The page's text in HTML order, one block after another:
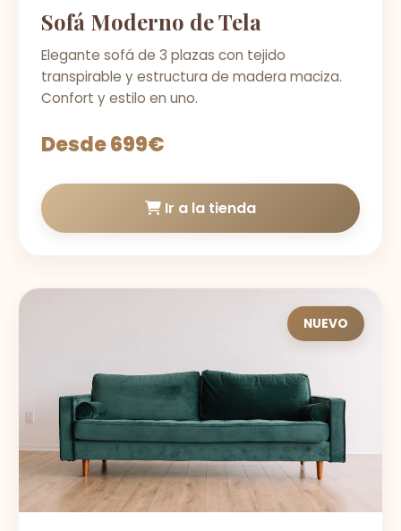
Sofá Moderno de Tela
Elegante sofá de 3 plazas con tejido
transpirable y estructura de madera maciza.
Confort y estilo en uno.
Desde 699€
Ir a la tienda
NUEVO